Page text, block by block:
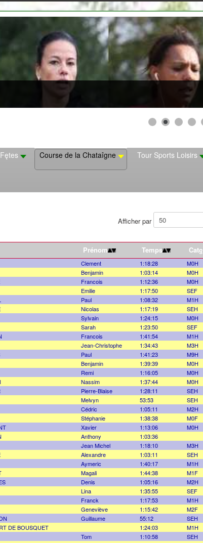
Course de la Chataîgne Tour Sports Loisirs
Afficher par
Prénom Temps Catg
Clement 1:18:28 M0H
Benjamin 1:03:14 M0H
Francois 1:12:36 M0H
Emilie 1:17:50 SEF
Paul 1:08:32 M1H
Nicolas 1:17:19 SEH
Sylvain 1:24:15 M0H
Sarah 1:23:50 SEF
Francois 1:41:54 M1H
Jean-Christophe 1:34:43 M3H
Paul 1:41:23 M9H
Benjamin 1:39:39 M0H
Remi 1:16:05 M0H
Nassim 1:37:44 M0H
Pierre-Blaise 1:28:11 SEH
Melvyn 53:53 SEH
Cédric 1:05:11 M2H
Stéphanie 1:38:38 M0F
Xavier 1:13:06 M0H
Anthony
1:03:36
Jean Michel 1:18:10 M3H
Alexandre 1:03:11 SEH
Aymeric 1:40:17 M1H
Magali 1:44:38 M1F
Denis 1:05:16 M2H
Lina 1:35:55 SEF
Franck 1:17:53 M1H
Geneviève 1:15:42 M2F
Guillaume 55:12 SEH
DE BOUSQUET 1:24:03 M1H
Tom 1:10:58 SEH